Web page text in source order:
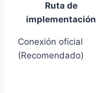
Ruta de
implementación
Conexión oficial
(Recomendado)